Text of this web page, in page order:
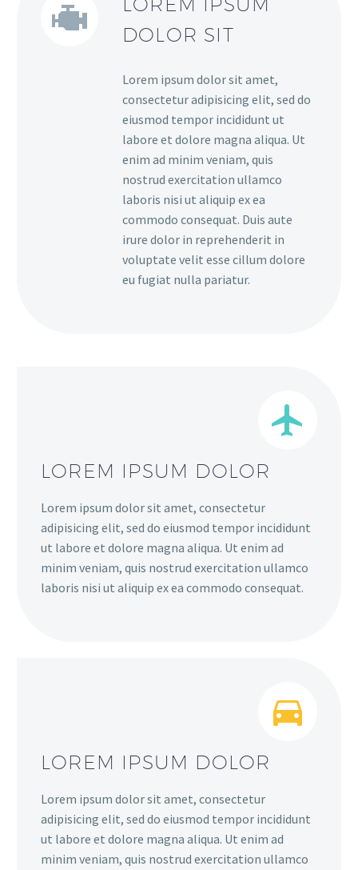
DOLOR SIT
Lorem ipsum dolor sit amet,
consectetur adipisicing elit, sed do
eiusmod tempor incididunt ut
labore et dolore magna aliqua. Ut
enim ad minim veniam, quis
nostrud exercitation ullamco
laboris nisi ut aliquip ex ea
commodo consequat. Duis aute
irure dolor in reprehenderit in
voluptate velit esse cillum dolore
eu fugiat nulla pariatur.
LOREM IPSUM DOLOR
Lorem ipsum dolor sit amet, consectetur
adipisicing elit, sed do eiusmod tempor incididunt
ut labore et dolore magna aliqua. Ut enim ad
minim veniam, quis nostrud exercitation ullamco
laboris nisi ut aliquip ex ea commodo consequat.
LOREM IPSUM DOLOR
Lorem ipsum dolor sit amet, consectetur
adipisicing elit, sed do eiusmod tempor incididunt
ut labore et dolore magna aliqua. Ut enim ad
minim veniam, quis nostrud exercitation ullamco